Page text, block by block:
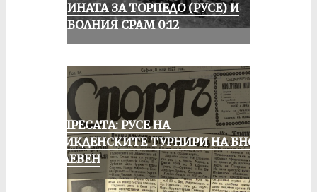
ИСТИНАТА ЗА ТОРПЕДО (РУСЕ) И
ФУТБОЛНИЯ СРАМ 0:12
ОТ ПРЕСАТА: РУСЕ НА
ВЕЛИКДЕНСКИТЕ ТУРНИРИ НА БНСФ
В ПЛЕВЕН